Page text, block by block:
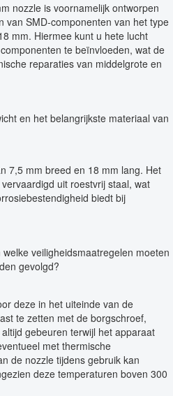
nozzle is voornamelijk ontworpen
van SMD-componenten van het type
mm. Hiermee kunt u hete lucht
te beïnvloeden, wat de
reparaties van middelgrote en
en het belangrijkste materiaal van
7,5 mm breed en 18 mm lang. Het
uit roestvrij staal, wat
biedt bij
veiligheidsmaatregelen moeten
gevolgd?
deze in het uiteinde van de
te zetten met de borgschroef,
gebeuren terwijl het apparaat
met thermische
de nozzle tijdens gebruik kan
deze temperaturen boven 300